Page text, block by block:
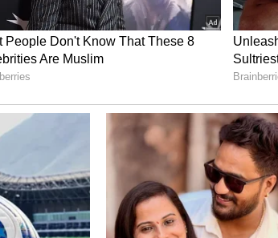
ಹಿನ್ನೆಲೆಯಲ್ಲಿ ಸುಪ್ರೀಂಕೋರ್ಚ್‌ನ ಆದೇಶ
ಮತ್ತು ಜಿಲ್ಲಾ, ತಾಲೂಕು ಪಂಚಾಯಿತ್‌
ಸರ್ಕಾರ ಮತ್ತು ರಾಜ್ಯ ಚುನಾವಣಾ
ಕಿಶೋರ್ ಮಹತ್ವದ ಘೋಷಣೆ!
ಚುನಾವಣೆಯೇ ನಡೆದಿಲ್ಲ
ಸ್ಪಷ್ಟಉಲ್ಲಂಘನೆ